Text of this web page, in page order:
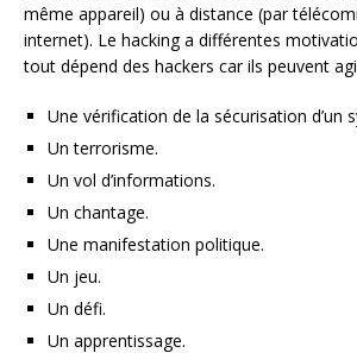
même appareil) ou à distance (par
internet). Le hacking a différentes
tout dépend des hackers car ils peuvent
Une vérification de la sécurisation d’un
Un terrorisme.
Un vol d’informations.
Un chantage.
Une manifestation politique.
Un jeu.
Un défi.
Un apprentissage.